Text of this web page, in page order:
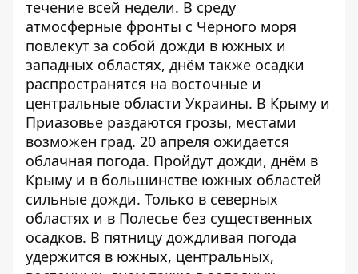
течение всей недели. В среду
атмосферные фронты с Чёрного моря
повлекут за собой дожди в южных и
западных областях, днём ​​также осадки
распространятся на восточные и
центральные области Украины. В Крыму и
Приазовье раздаются грозы, местами
возможен град. 20 апреля ожидается
облачная погода. Пройдут дожди, днём ​​в
Крыму и в большинстве южных областей
сильные дожди. Только в северных
областях и в Полесье без существенных
осадков. В пятницу дождливая погода
удержится в южных, центральных,